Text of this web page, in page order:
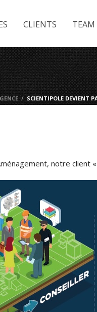
CLIENTS TEAM
/ SCIENTIPOLE DEVIENT
notre client